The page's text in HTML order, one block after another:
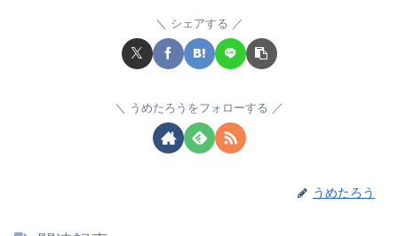
シェアする
うめたろうをフォローする
うめたろう